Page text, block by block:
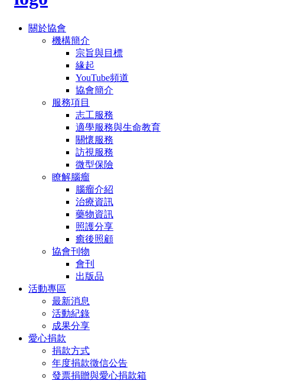
關於協會
機構簡介
宗旨與目標
緣起
YouTube頻道
協會簡介
服務項目
志工服務
適學服務與生命教育
關懷服務
訪視服務
微型保險
瞭解腦瘤
腦瘤介紹
治療資訊
藥物資訊
照護分享
癒後照顧
協會刊物
會刊
出版品
活動專區
最新消息
活動紀錄
成果分享
愛心捐款
捐款方式
年度捐款徵信公告
發票捐贈與愛心捐款箱